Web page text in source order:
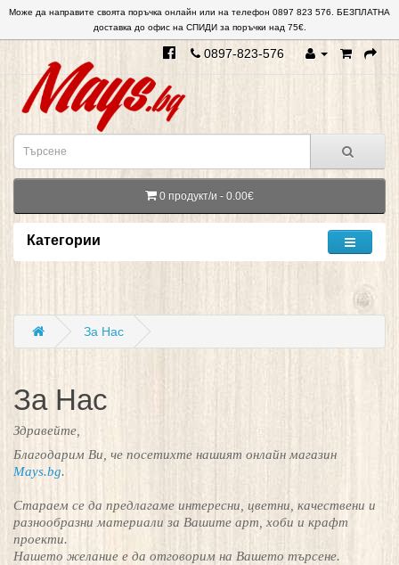
Може да направите своята поръчка онлайн или на телефон 0897 823 576. БЕЗПЛАТНА
доставка до офис на СПИДИ за поръчки над 75€.
0897-823-576
0 продукт/и - 0.00€
Категории
За Нас
За Нас
Здравейте,
Благодарим Ви, че посетихте нашият онлайн магазин
Mays.bg.
Стараем се да предлагаме интересни, цветни, качествени и
разнообразни материали за Вашите арт, хоби и крафт
проекти.
Нашето желание е да отговорим на Вашето търсене.